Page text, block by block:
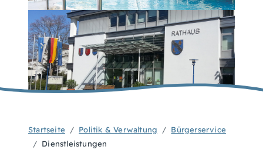
Startseite Politik & Verwaltung
Bürgerservice
Dienstleistungen